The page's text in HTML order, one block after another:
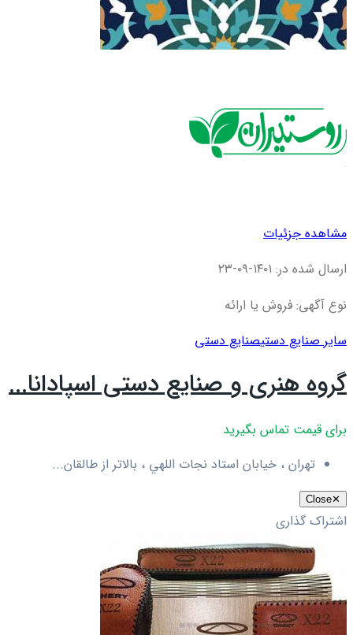
مشاهده جزئیات
ارسال شده در: ۱۴۰۱-۰۹-۲۳
نوع آگهی: فروش یا ارائه
سایر صنایع دستیصنایع دستی
گروه هنری و صنایع دستی اسپادانا...
برای قیمت تماس بگیرید
تهران ، خيابان استاد نجات اللهي ، بالاتر از طالقان...
✕
Close
اشتراک گذاری